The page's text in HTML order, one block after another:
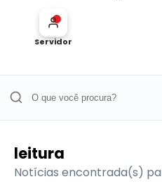
Servidor
leitura
Notícias encontrada(s)